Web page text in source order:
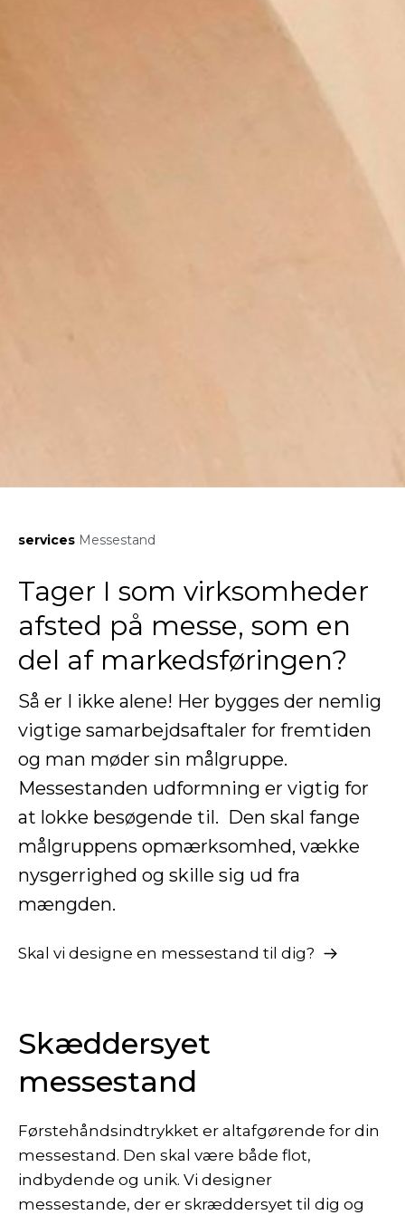
services Messestand
Tager I som virksomheder
afsted på messe, som en
del af markedsføringen?
Så er I ikke alene! Her bygges der nemlig
vigtige samarbejdsaftaler for fremtiden
og man møder sin målgruppe.
Messestanden udformning er vigtig for
at lokke besøgende til. Den skal fange
målgruppens opmærksomhed, vække
nysgerrighed og skille sig ud fra
mængden.
Skal vi designe en messestand til dig?
Skæddersyet
messestand
Førstehåndsindtrykket er altafgørende for din
messestand. Den skal være både flot,
indbydende og unik. Vi designer
messestande, der er skræddersyet til dig og